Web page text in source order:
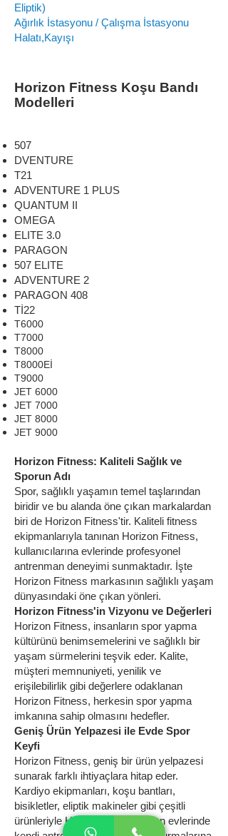
Eliptik)
Ağırlık İstasyonu / Çalışma İstasyonu
Halatı,Kayışı
Horizon Fitness Koşu Bandı
Modelleri
507
DVENTURE
T21
ADVENTURE 1 PLUS
QUANTUM II
OMEGA
ELITE 3.0
PARAGON
507 ELITE
ADVENTURE 2
PARAGON 408
Tİ22
T6000
T7000
T8000
T8000Eİ
T9000
JET 6000
JET 7000
JET 8000
JET 9000
Horizon Fitness: Kaliteli Sağlık ve
Sporun Adı
Spor, sağlıklı yaşamın temel taşlarından
biridir ve bu alanda öne çıkan markalardan
biri de Horizon Fitness'tir. Kaliteli fitness
ekipmanlarıyla tanınan Horizon Fitness,
kullanıcılarına evlerinde profesyonel
antrenman deneyimi sunmaktadır. İşte
Horizon Fitness markasının sağlıklı yaşam
dünyasındaki öne çıkan yönleri.
Horizon Fitness'in Vizyonu ve Değerleri
Horizon Fitness, insanların spor yapma
kültürünü benimsemelerini ve sağlıklı bir
yaşam sürmelerini teşvik eder. Kalite,
müşteri memnuniyeti, yenilik ve
erişilebilirlik gibi değerlere odaklanan
Horizon Fitness, herkesin spor yapma
imkanına sahip olmasını hedefler.
Geniş Ürün Yelpazesi ile Evde Spor
Keyfi
Horizon Fitness, geniş bir ürün yelpazesi
sunarak farklı ihtiyaçlara hitap eder.
Kardiyo ekipmanları, koşu bantları,
bisikletler, eliptik makineler gibi çeşitli
ürünleriyle Horizon, kullanıcıların evlerinde